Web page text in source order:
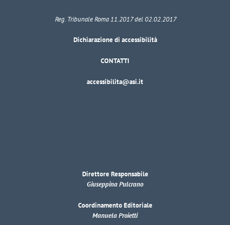
Reg. Tribunale Roma 11.2017 del 02.02.2017
Dichiarazione di accessibilità
CONTATTI
accessibilita@asi.it
Direttore Responsabile
Giuseppina Pulcrano
Coordinamento Editoriale
Manuela Proietti